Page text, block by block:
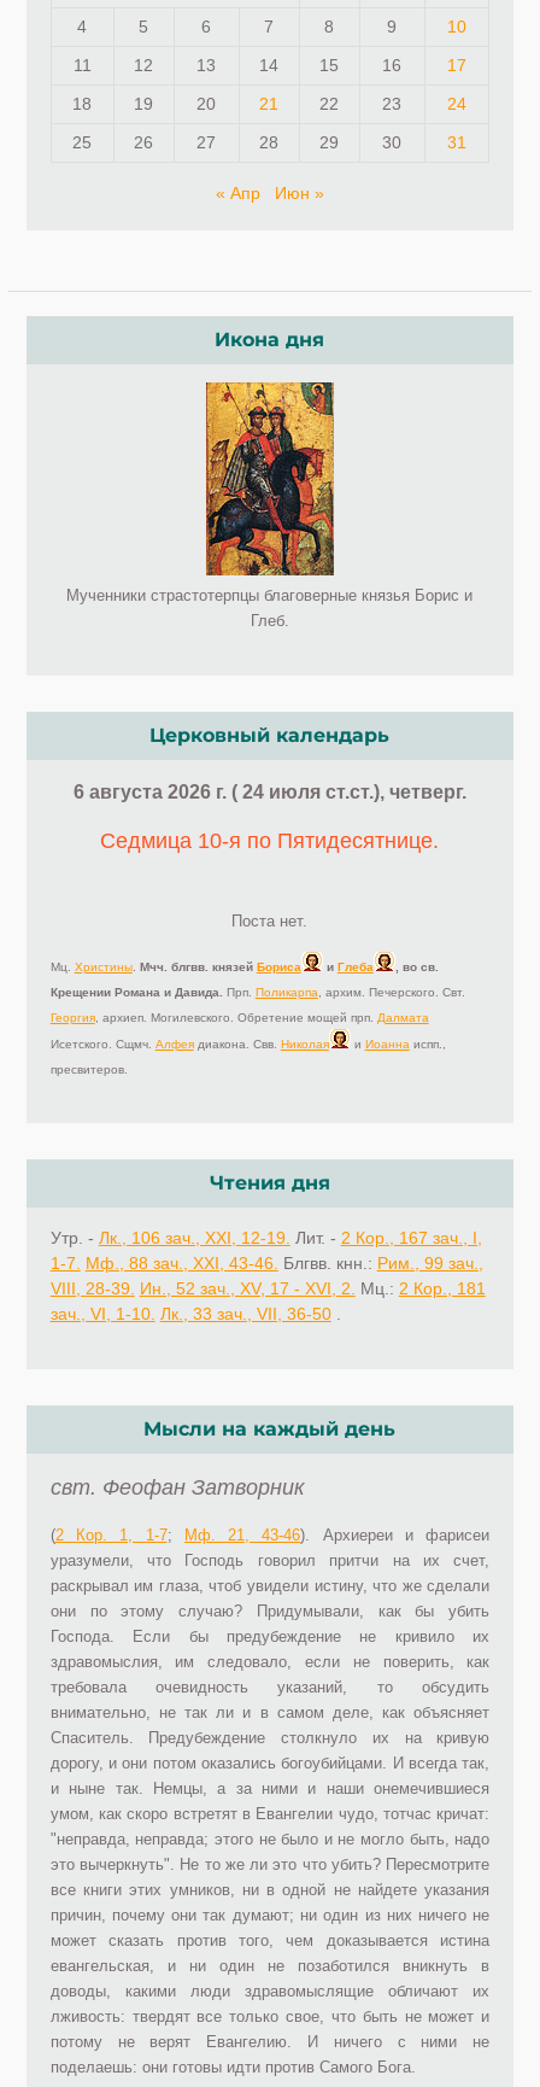
4
5 6 7 8 9
10
11
12 13 14 15 16
17
18
19 20 21 22 23
24
25
26 27 28 29 30 31
« Апр Июн »
Икона дня
Мученники страстотерпцы благоверные князья Борис и
Глеб.
Церковный календарь
6 августа 2026 г. ( 24 июля ст.ст.), четверг.
Седмица 10-я по Пятидесятнице.
Поста нет.
Мц. Христины. Мчч. блгвв. князей Бориса и Глеба
, во св.
Крещении Романа и Давида. Прп. Поликарпа, архим. Печерского. Свт.
Георгия, архиеп. Могилевского. Обретение мощей прп. Далмата
Исетского. Сщмч. Алфеядиакона. Свв. Николая и Иоаннаиспп.,
пресвитеров.
Чтения дня
Утр. - Лк., 106 зач., XXI, 12-19. Лит. - 2 Кор., 167 зач., I,
1-7. Мф., 88 зач., XXI, 43-46. Блгвв. кнн.: Рим., 99 зач.,
VIII, 28-39. Ин., 52 зач., XV, 17 - XVI, 2. Мц.: 2 Кор., 181
зач., VI, 1-10. Лк., 33 зач., VII, 36-50 .
Мысли на каждый день
свт. Феофан Затворник
(2 Кор. 1, 1-7; Мф. 21, 43-46). Архиереи и фарисеи
уразумели, что Господь говорил притчи на их счет,
раскрывал им глаза, чтоб увидели истину, что же сделали
они по этому случаю? Придумывали, как бы убить
Господа. Если бы предубеждение не кривило их
здравомыслия, им следовало, если не поверить, как
требовала очевидность указаний, то обсудить
внимательно, не так ли и в самом деле, как объясняет
Спаситель. Предубеждение столкнуло их на кривую
дорогу, и они потом оказались богоубийцами. И всегда так,
и ныне так. Немцы, а за ними и наши онемечившиеся
умом, как скоро встретят в Евангелии чудо, тотчас кричат:
"неправда, неправда; этого не было и не могло быть, надо
это вычеркнуть". Не то же ли это что убить? Пересмотрите
все книги этих умников, ни в одной не найдете указания
причин, почему они так думают; ни один из них ничего не
может сказать против того, чем доказывается истина
евангельская, и ни один не позаботился вникнуть в
доводы, какими люди здравомыслящие обличают их
лживость: твердят все только свое, что быть не может и
потому не верят Евангелию. И ничего с ними не
поделаешь: они готовы идти против Самого Бога.